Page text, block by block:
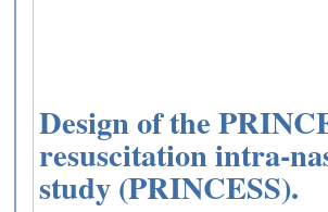
Design of the
resuscitation intra-
study (PRINCESS).